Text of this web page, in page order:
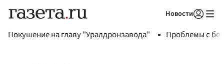
Новости
Покушение на главу "Уралдронзавода" Проблемы с